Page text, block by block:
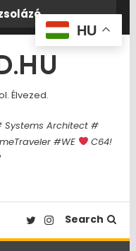
Élvezed.
Architect #
#WE
C64!
Search
HU